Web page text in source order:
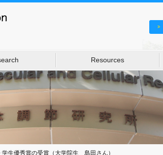
Resources
生優秀賞の受賞（大学院生 島田さん）